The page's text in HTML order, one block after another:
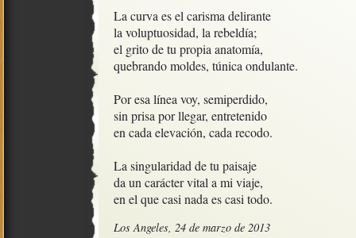
La curva es el carisma delirante
la voluptuosidad, la rebeldía;
el grito de tu propia anatomía,
quebrando moldes, túnica ondulante.
Por esa línea voy, semiperdido,
sin prisa por llegar, entretenido
en cada elevación, cada recodo.
La singularidad de tu paisaje
da un carácter vital a mi viaje,
en el que casi nada es casi todo.
Los Angeles, 24 de marzo de 2013